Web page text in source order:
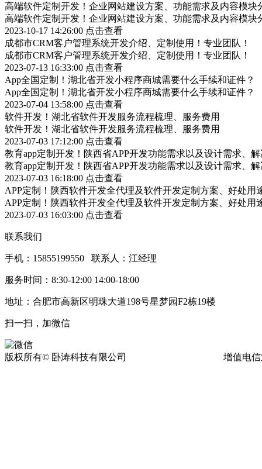
高端软件定制开发！企业网站建设方案、功能需求及内容模块
高端软件定制开发！企业网站建设方案、功能需求及内容模块
2023-10-17 14:26:00 点击查看
成都市CRM客户管理系统开发介绍、定制使用！专业团队！
成都市CRM客户管理系统开发介绍、定制使用！专业团队！
2023-07-13 16:33:00 点击查看
App全国定制！湖北省开发小程序商城需要什么手续和证件？
App全国定制！湖北省开发小程序商城需要什么手续和证件？
2023-07-04 13:58:00 点击查看
软件开发！湖北省软件开发服务流程梳理、服务费用
软件开发！湖北省软件开发服务流程梳理、服务费用
2023-07-03 17:12:00 点击查看
教育app定制开发！陕西省APP开发功能需求以及设计需求、
教育app定制开发！陕西省APP开发功能需求以及设计需求、
2023-07-03 16:18:00 点击查看
APP定制！陕西软件开发全代理及软件开发定制方案、好处用
APP定制！陕西软件开发全代理及软件开发定制方案、好处用
2023-07-03 16:03:00 点击查看
联系我们
手机：15855199550 联系人：江经理
服务时间：8:30-12:00 14:00-18:00
地址：合肥市高新区明珠大道198号星梦园F2栋19楼
扫一扫，加微信
版权所有© 卧涛科技有限公司 增值电